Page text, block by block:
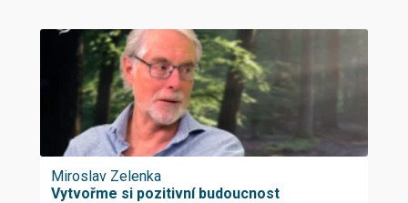
Miroslav Zelenka
Vytvořme si pozitivní budoucnost